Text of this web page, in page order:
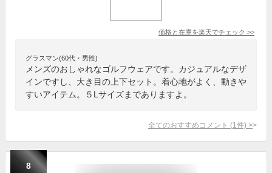
価格と在庫を楽天でチェック >>
グラスマン(60代・男性)
メンズのおしゃれなゴルフウェアです。カジュアルなデザ
インですし、大き目の上下セット。着心地がよく、動きや
すいアイテム。５Lサイズまでありますよ。
全てのおすすめコメント (1 件) >
8